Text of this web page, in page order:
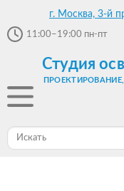
г. Москва, 3-й
11:00–19:00 пн-пт
Студия